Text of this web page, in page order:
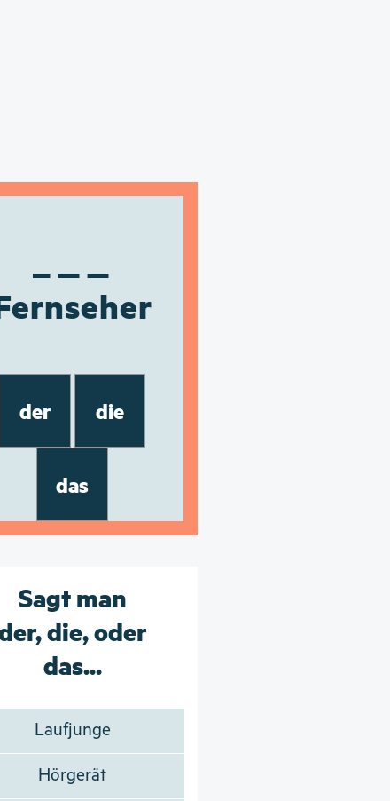
der die
das
Sagt man
die, oder
das...
Laufjunge
Hörgerät